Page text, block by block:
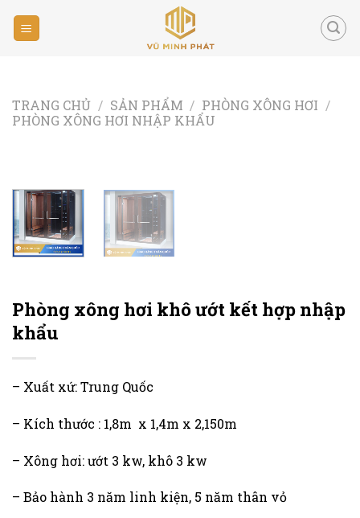
TRANG CHỦ / SẢN PHẨM / PHÒNG XÔNG HƠI /
PHÒNG XÔNG HƠI NHẬP KHẨU
Phòng xông hơi khô ướt kết hợp nhập
khẩu
– Xuất xứ: Trung Quốc
– Kích thước : 1,8m x 1,4m x 2,150m
– Xông hơi: ướt 3 kw, khô 3 kw
– Bảo hành 3 năm linh kiện, 5 năm thân vỏ